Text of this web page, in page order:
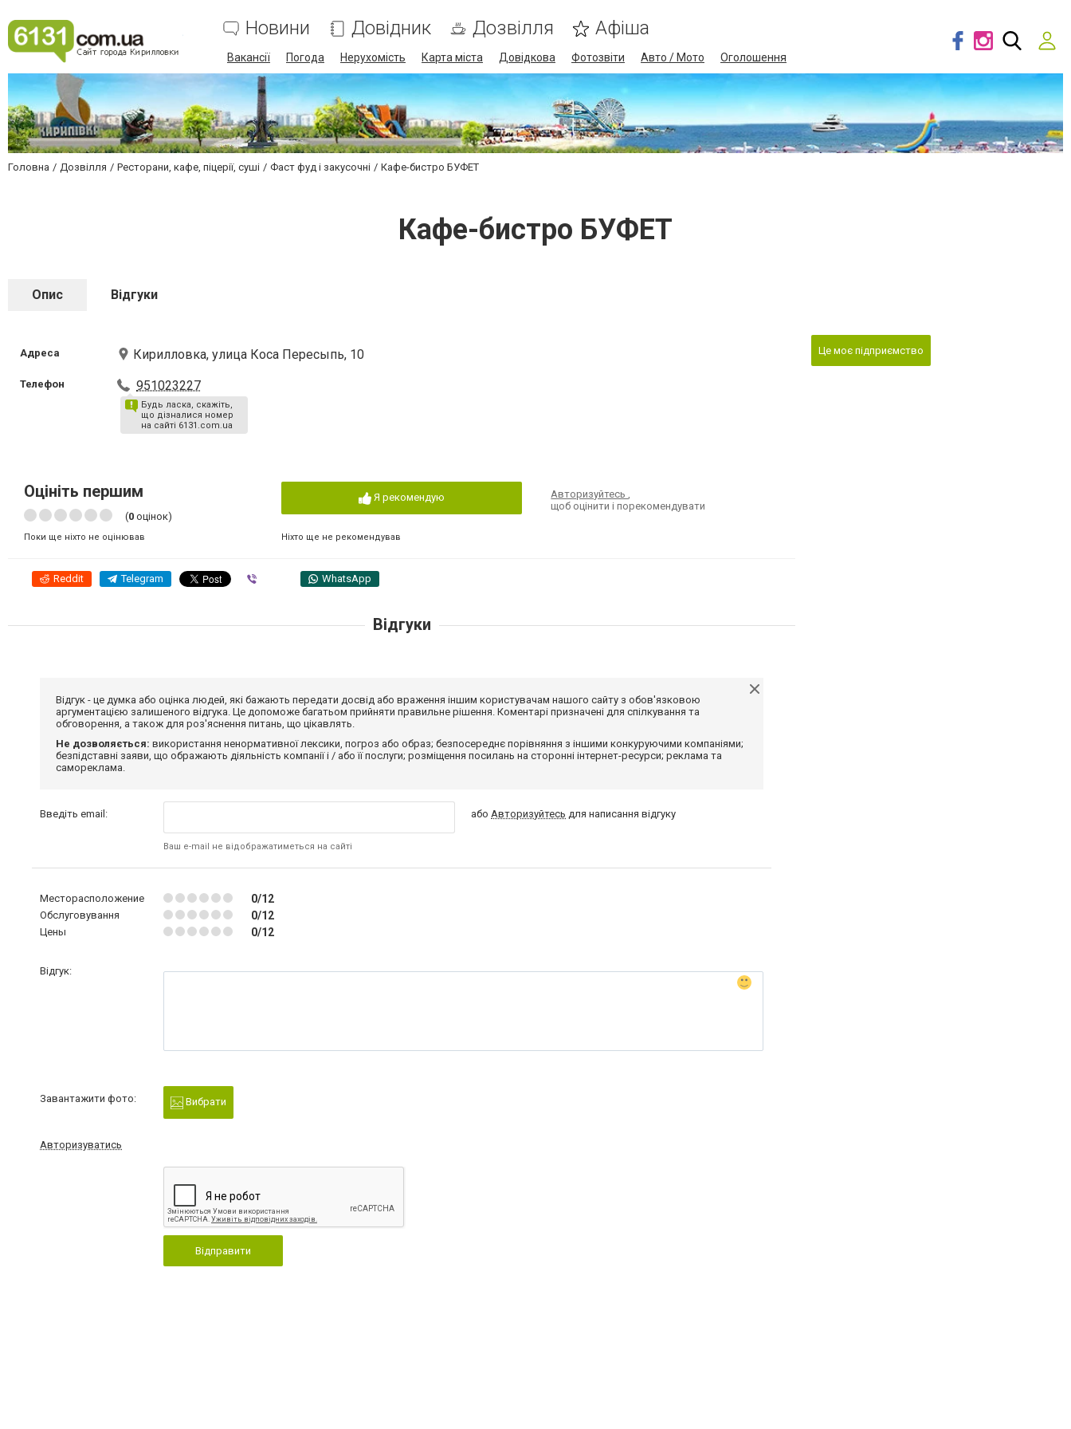
Новини Довідник Дозвілля Афіша
Вакансії Погода Нерухомість Карта міста Довідкова Фотозвіти Авто / Мото Оголошення
Головна Дозвілля Ресторани, кафе, піцерії, суші Фаст фуд і закусочні Кафе-бистро БУФЕТ
Кафе-бистро БУФЕТ
Опис Відгуки
Адреса Кирилловка, улица Коса Пересыпь, 10
Телефон 951023227
Будь ласка, скажіть,
що дізналися номер
на сайті 6131.com.ua
Оцініть першим
(0 оцінок)
Поки ще ніхто не оцінював
Я рекомендую
Ніхто ще не рекомендував
Авторизуйтесь,
щоб оцінити і порекомендувати
Reddit Telegram WhatsApp
Це моє підприємство
Відгуки
Відгук - це думка або оцінка людей, які бажають передати досвід або враження іншим користувачам нашого сайту з обов'язковою
аргументацією залишеного відгука. Це допоможе багатьом прийняти правильне рішення. Коментарі призначені для спілкування та
обговорення, а також для роз'яснення питань, що цікавлять.
Не дозволяється: використання ненормативної лексики, погроз або образ; безпосереднє порівняння з іншими конкуруючими компаніями;
безпідставні заяви, що ображають діяльність компанії і / або її послуги; розміщення посилань на сторонні інтернет-ресурси; реклама та
самореклама.
Введіть email:
Ваш e-mail не відображатиметься на сайті
абоАвторизуйтесь для написання відгуку
Месторасположение 0/12
Обслуговування 0/12
Цены 0/12
Відгук:
Завантажити фото: Вибрати
Авторизуватись
Відправити